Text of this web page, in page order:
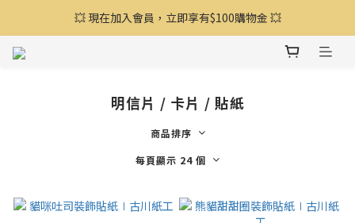
🔥 全館滿額享贈品，絕版品出清4折起 🔥
💥 現在加入會員，立即享有$100購物金 💥
明信片 / 卡片 / 貼紙
商品排序
每頁顯示 24 個